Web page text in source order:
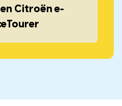
Citroën e-